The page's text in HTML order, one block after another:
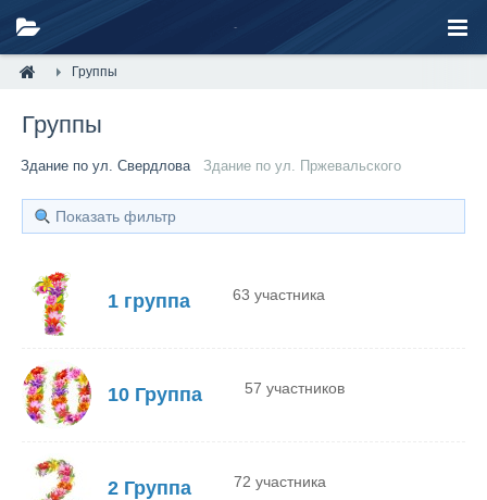
Группы
Группы
Здание по ул. Свердлова Здание по ул. Пржевальского
Показать фильтр
1 группа 63 участника
10 Группа 57 участников
2 Группа 72 участника